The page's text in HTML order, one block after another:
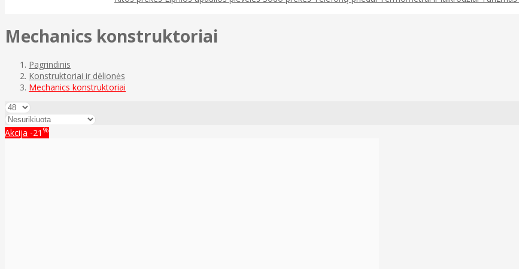
Mechanics konstruktoriai
Pagrindinis
Konstruktoriai ir dėlionės
Mechanics konstruktoriai
Akcija -21 %